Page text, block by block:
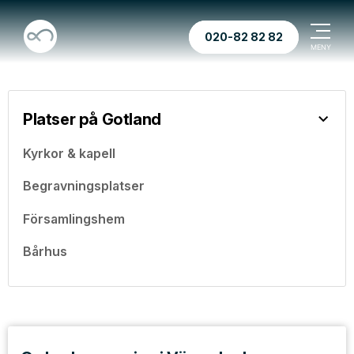
020-82 82 82
Platser på Gotland
Kyrkor & kapell
Begravningsplatser
Församlingshem
Bårhus